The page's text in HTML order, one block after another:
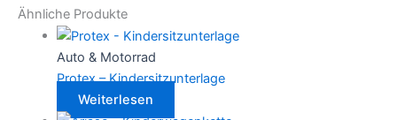
Ähnliche Produkte
Auto & Motorrad
Protex – Kindersitzunterlage
Weiterlesen